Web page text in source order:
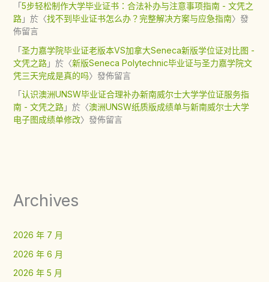
「5步轻松制作大学毕业证书：合法补办与注意事项指南 - 文凭之
路」於〈找不到毕业证书怎么办？完整解决方案与应急指南〉發
佈留言
「圣力嘉学院毕业证老版本VS加拿大Seneca新版学位证对比图 -
文凭之路」於〈新版Seneca Polytechnic毕业证与圣力嘉学院文
凭三天完成是真的吗〉發佈留言
「认识澳洲UNSW毕业证合理补办新南威尔士大学学位证服务指
南 - 文凭之路」於〈澳洲UNSW纸质版成绩单与新南威尔士大学
电子图成绩单修改〉發佈留言
Archives
2026 年 7 月
2026 年 6 月
2026 年 5 月